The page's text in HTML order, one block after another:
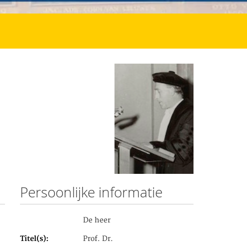
Persoonlijke informatie
De heer
Titel(s) Prof. Dr.